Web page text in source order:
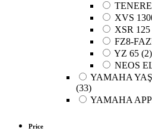
XVS
XSR 125
FZ8-
YZ 65 (2)
NEOS
YAMAHA
(33)
YAMAHA
Price